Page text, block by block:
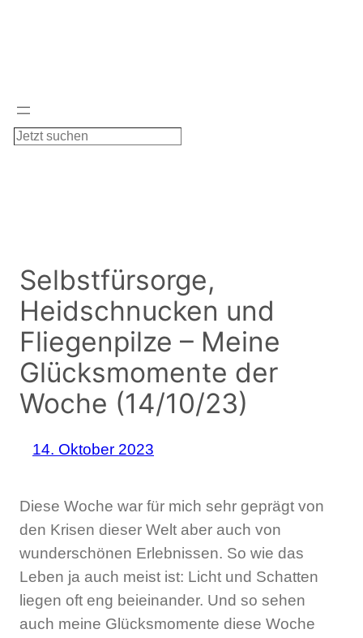
S
Selbstfürsorge,
Heidschnucken und
Fliegenpilze – Meine
Glücksmomente der
Woche (14/10/23)
14. Oktober 2023
Diese Woche war für mich sehr geprägt von
den Krisen dieser Welt aber auch von
wunderschönen Erlebnissen. So wie das
Leben ja auch meist ist: Licht und Schatten
liegen oft eng beieinander. Und so sehen
auch meine Glücksmomente diese Woche